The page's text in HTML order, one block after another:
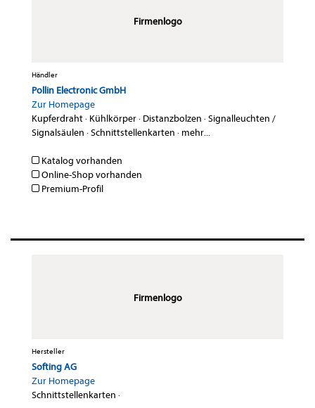
Firmenlogo
Händler
Pollin Electronic GmbH
Zur Homepage
Kupferdraht· Kühlkörper· Distanzbolzen ·Signalleuchten /
Signalsäulen ·Schnittstellenkarten · mehr...
Katalog vorhanden
Online-Shop vorhanden
Premium-Profil
Firmenlogo
Hersteller
Softing AG
Zur Homepage
Schnittstellenkarten ·